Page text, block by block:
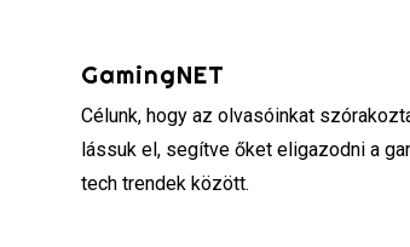
GamingNET
Célunk, hogy az olvasóinkat
lássuk el, segítve őket eligazodni a
tech trendek között.